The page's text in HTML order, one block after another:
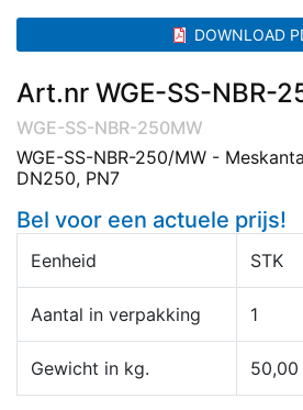
DOWNLOAD
Art.nr WGE-SS-NBR-
WGE-SS-NBR-250MW
WGE-SS-NBR-250/MW -
DN250, PN7
Bel voor een actuele prijs!
Eenheid STK
Aantal in verpakking 1
Gewicht in kg. 50,00